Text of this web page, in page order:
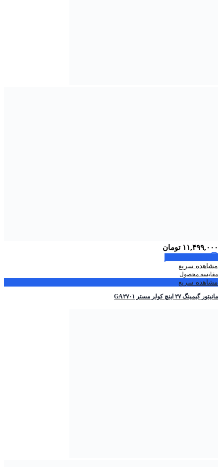
۱۱,۴۹۹,۰۰۰ تومان
مشاهده سریع
مقایسه محصول
مشاهده سریع
مانیتور گیمینگ ۲۷ اینچ کولر مستر GA۲۷۰۱